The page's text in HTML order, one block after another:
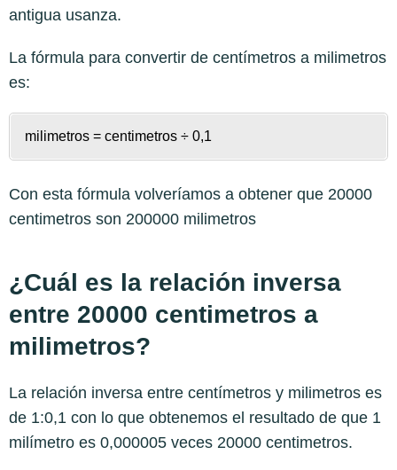
antigua usanza.
La fórmula para convertir de centímetros a milimetros
es:
milimetros = centimetros ÷ 0,1
Con esta fórmula volveríamos a obtener que 20000
centimetros son 200000 milimetros
¿Cuál es la relación inversa
entre 20000 centimetros a
milimetros?
La relación inversa entre centímetros y milimetros es
de 1:0,1 con lo que obtenemos el resultado de que 1
milímetro es 0,000005 veces 20000 centimetros.